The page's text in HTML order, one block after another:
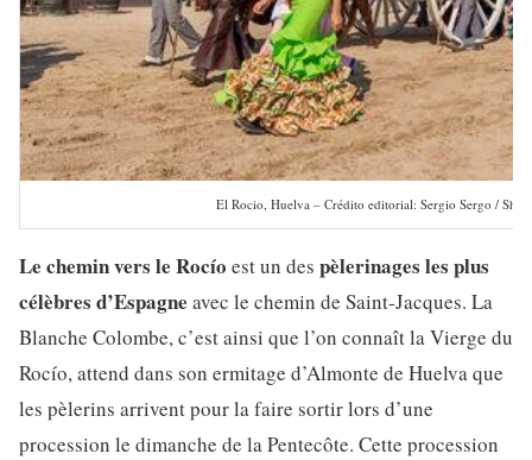
El Rocio, Huelva – Crédito editorial: Sergio Sergo /
Le chemin vers le Rocío est un des pèlerinages les plus
célèbres d’Espagne avec le chemin de Saint-Jacques. La
Blanche Colombe, c’est ainsi que l’on connaît la Vierge du
Rocío, attend dans son ermitage d’Almonte de Huelva que
les pèlerins arrivent pour la faire sortir lors d’une
procession le dimanche de la Pentecôte. Cette procession